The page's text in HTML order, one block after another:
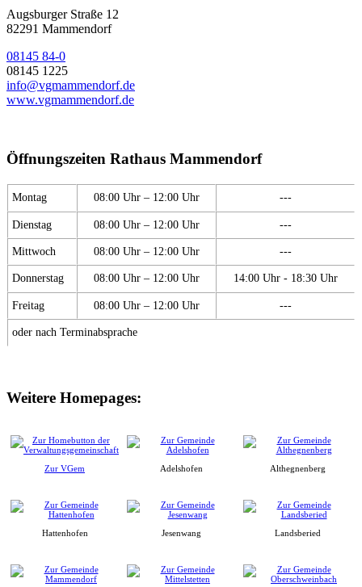
Augsburger Straße 12
82291 Mammendorf
08145 84-0
08145 1225
info@vgmammendorf.de
www.vgmammendorf.de
Öffnungszeiten Rathaus Mammendorf
Montag 08:00 Uhr – 12:00 Uhr ---
Dienstag 08:00 Uhr – 12:00 Uhr ---
Mittwoch 08:00 Uhr – 12:00 Uhr ---
Donnerstag 08:00 Uhr – 12:00 Uhr 14:00 Uhr - 18:30 Uhr
Freitag 08:00 Uhr – 12:00 Uhr ---
oder nach Terminabsprache
Weitere Homepages:
Zur VGem Adelshofen Althegnenberg
Hattenhofen Jesenwang Landsberied